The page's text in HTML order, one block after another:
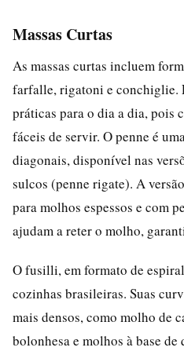
Massas Curtas
As massas curtas incluem
farfalle, rigatoni e conchiglie.
práticas para o dia a dia, pois
fáceis de servir. O penne é
diagonais, disponível nas
sulcos (penne rigate). A
para molhos espessos e com
ajudam a reter o molho,
O fusilli, em formato de
cozinhas brasileiras. Suas
mais densos, como molho de
bolonhesa e molhos à base